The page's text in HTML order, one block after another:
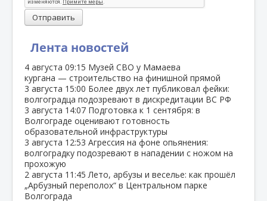
Лента новостей
4 августа 09:15 Музей СВО у Мамаева
кургана — строительство на финишной прямой
3 августа 15:00 Более двух лет публиковал фейки:
волгоградца подозревают в дискредитации ВС РФ
3 августа 14:07 Подготовка к 1 сентября: в
Волгограде оценивают готовность
образовательной инфраструктуры
3 августа 12:53 Агрессия на фоне опьянения:
волгоградку подозревают в нападении с ножом на
прохожую
2 августа 11:45 Лето, арбузы и веселье: как прошёл
„Арбузный переполох“ в Центральном парке
Волгограда
Отправить